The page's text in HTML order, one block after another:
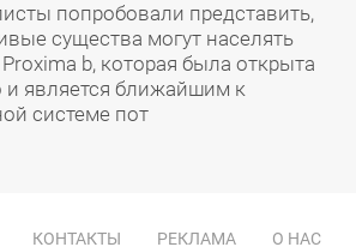
попробовали представить,
существа могут населять
b, которая была открыта
и является ближайшим к
системе пот
КОНТАКТЫ РЕКЛАМА О НАС